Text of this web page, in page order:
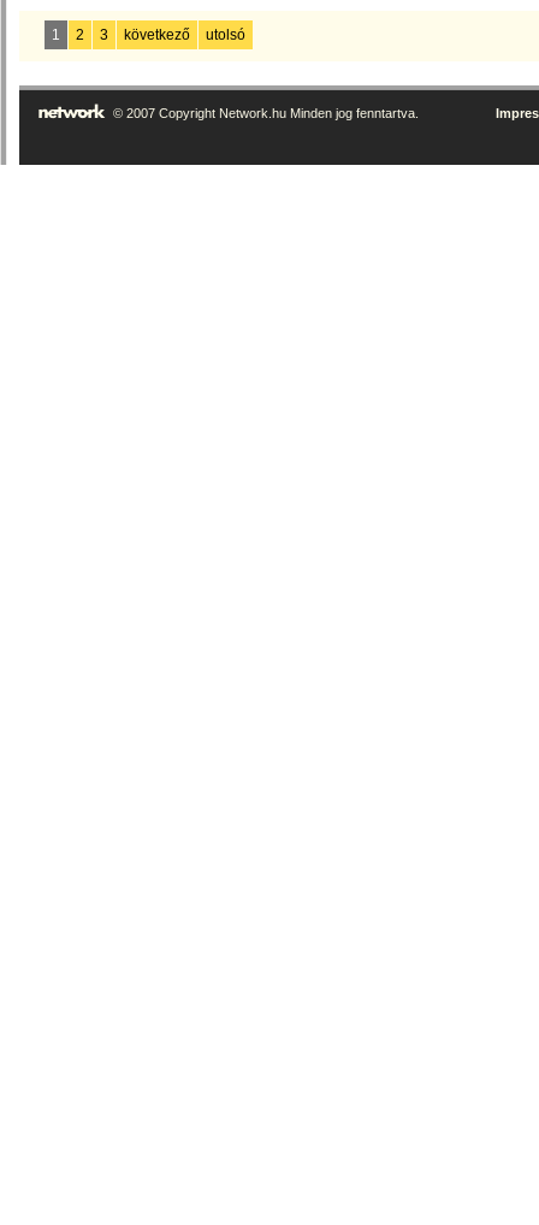
1 2 3 következő utolsó
© 2007 Copyright Network.hu Minden jog fenntartva.